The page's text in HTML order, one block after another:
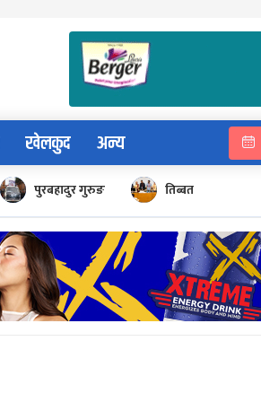
खेलकुद अन्य
पुरबहादुर गुरुङ तिब्बत